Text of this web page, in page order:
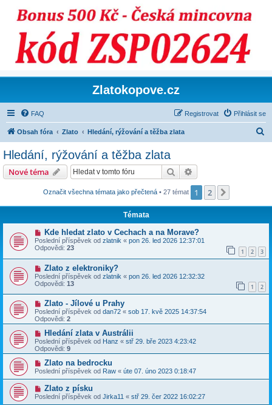
Zlatokopove.cz
FAQ Přihlásit se
Registrovat
Obsah fóra Zlato Hledání, rýžování a těžba zlata
Hledání, rýžování a těžba zlata
Nové téma Hledat
Označit všechna témata jako přečtená• 27 témat 1 2
Témata
Kde hledat zlato v Cechach a na Morave?
Poslední příspěvek od zlatnik « pon 26. led 2026 12:37:01
Odpovědi: 23 1 2 3
Zlato z elektroniky?
Poslední příspěvek od zlatnik « pon 26. led 2026 12:32:32
Odpovědi: 13 1 2
Zlato - Jílové u Prahy
Poslední příspěvek od dan72 « sob 17. kvě 2025 14:37:54
Odpovědi: 2
Hledání zlata v Austrálii
Poslední příspěvek od Hanz « stř 29. bře 2023 4:23:42
Odpovědi: 9
Zlato na bedrocku
Poslední příspěvek od Raw « úte 07. úno 2023 0:18:47
Zlato z písku
Poslední příspěvek od Jirka11 « stř 29. čer 2022 16:02:27